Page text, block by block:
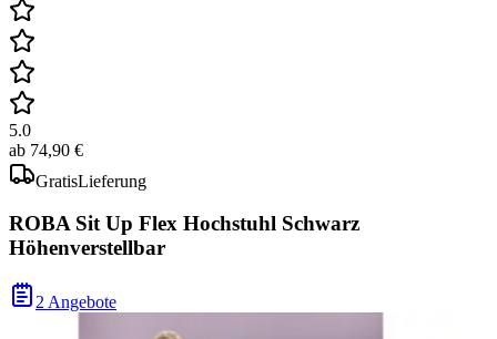
5.0
ab 74,90 €
GratisLieferung
ROBA Sit Up Flex Hochstuhl Schwarz
Höhenverstellbar
2 Angebote